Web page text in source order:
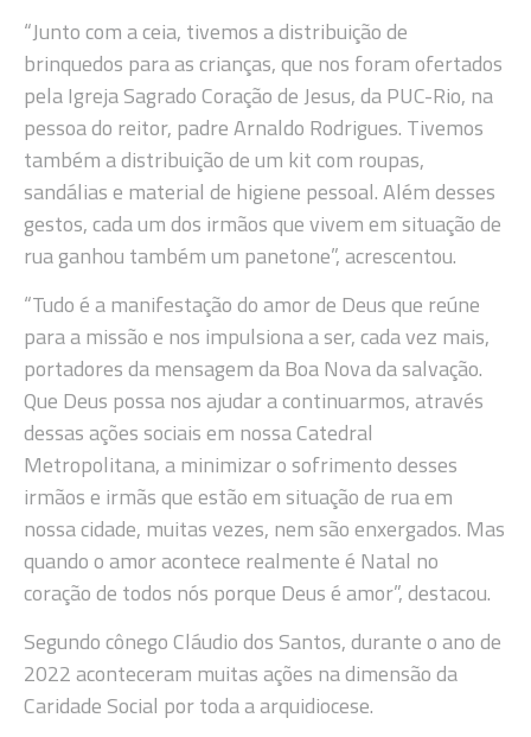
“Junto com a ceia, tivemos a distribuição de
brinquedos para as crianças, que nos foram ofertados
pela Igreja Sagrado Coração de Jesus, da PUC-Rio, na
pessoa do reitor, padre Arnaldo Rodrigues. Tivemos
também a distribuição de um kit com roupas,
sandálias e material de higiene pessoal. Além desses
gestos, cada um dos irmãos que vivem em situação de
rua ganhou também um panetone”, acrescentou.
“Tudo é a manifestação do amor de Deus que reúne
para a missão e nos impulsiona a ser, cada vez mais,
portadores da mensagem da Boa Nova da salvação.
Que Deus possa nos ajudar a continuarmos, através
dessas ações sociais em nossa Catedral
Metropolitana, a minimizar o sofrimento desses
irmãos e irmãs que estão em situação de rua em
nossa cidade, muitas vezes, nem são enxergados. Mas
quando o amor acontece realmente é Natal no
coração de todos nós porque Deus é amor”, destacou.
Segundo cônego Cláudio dos Santos, durante o ano de
2022 aconteceram muitas ações na dimensão da
Caridade Social por toda a arquidiocese.